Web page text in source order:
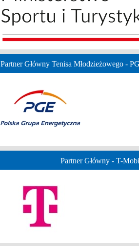
Partner Główny Tenisa Młodzieżowego -
Partner Główny - T-